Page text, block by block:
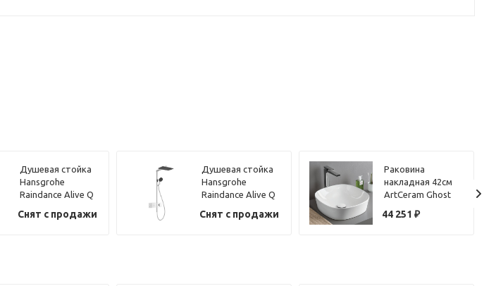
Душевая стойка
Hansgrohe
Raindance Alive Q
матовый
Снят с продажи
Душевая стойка
Hansgrohe
Raindance Alive Q
Снят с продажи
Раковина
накладная 42см
ArtCeram Ghost
44 251 ₽